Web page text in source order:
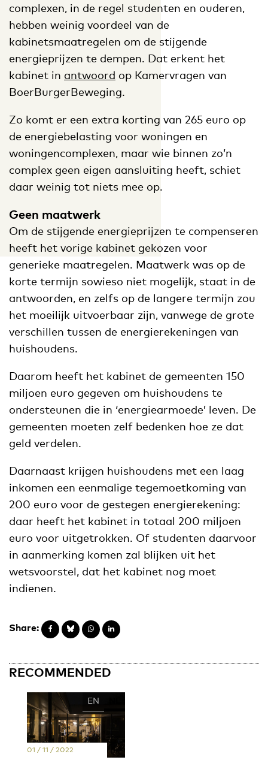
complexen, in de regel studenten en ouderen,
hebben weinig voordeel van de
kabinetsmaatregelen om de stijgende
energieprijzen te dempen. Dat erkent het
kabinet in antwoord op Kamervragen van
BoerBurgerBeweging.
Zo komt er een extra korting van 265 euro op
de energiebelasting voor woningen en
woningencomplexen, maar wie binnen zo’n
complex geen eigen aansluiting heeft, schiet
daar weinig tot niets mee op.
Geen maatwerk
Om de stijgende energieprijzen te compenseren
heeft het vorige kabinet gekozen voor
generieke maatregelen. Maatwerk was op de
korte termijn sowieso niet mogelijk, staat in de
antwoorden, en zelfs op de langere termijn zou
het moeilijk uitvoerbaar zijn, vanwege de grote
verschillen tussen de energierekeningen van
huishoudens.
Daarom heeft het kabinet de gemeenten 150
miljoen euro gegeven om huishoudens te
ondersteunen die in ‘energiearmoede’ leven. De
gemeenten moeten zelf bedenken hoe ze dat
geld verdelen.
Daarnaast krijgen huishoudens met een laag
inkomen een eenmalige tegemoetkoming van
200 euro voor de gestegen energierekening:
daar heeft het kabinet in totaal 200 miljoen
euro voor uitgetrokken. Of studenten daarvoor
in aanmerking komen zal blijken uit het
wetsvoorstel, dat het kabinet nog moet
indienen.
Share:
RECOMMENDED
EN
01 / 11 / 2022